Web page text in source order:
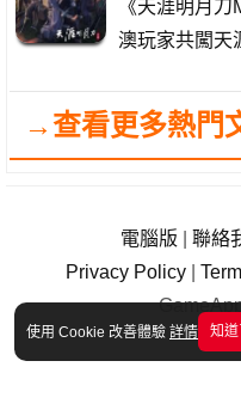
使用 Cookie 改善體驗 詳情 知道
《天涯明月
澳玩家共闖天
→查看更多熱門
電腦版 聯絡
Privacy Policy